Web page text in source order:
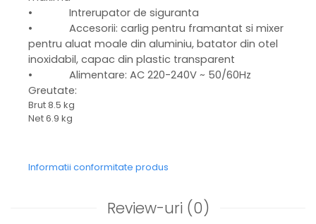
• Intrerupator de siguranta
• Accesorii: carlig pentru framantat si mixer
pentru aluat moale din aluminiu, batator din otel
inoxidabil, capac din plastic transparent
• Alimentare: AC 220-240V ~ 50/60Hz
Greutate:
Brut 8.5 kg
Net 6.9 kg
Informatii conformitate produs
Review-uri (0)